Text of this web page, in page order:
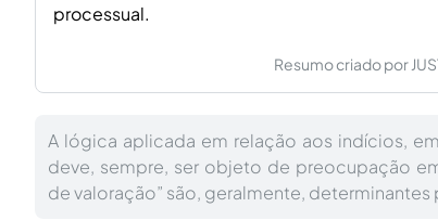
processual.
Resumo criado por
A lógica aplicada em relação aos indícios,
deve, sempre, ser objeto de preocupação
de valoração” são, geralmente, determinantes